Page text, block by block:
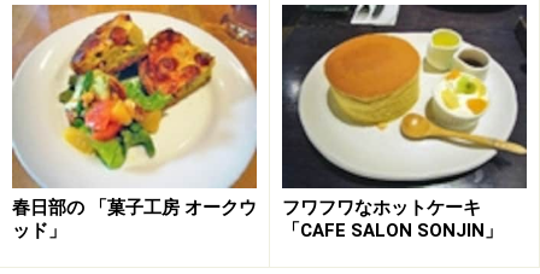
春日部の 「菓子工房 オークウ
ッド」
フワフワなホットケーキ
「CAFE SALON SONJIN」